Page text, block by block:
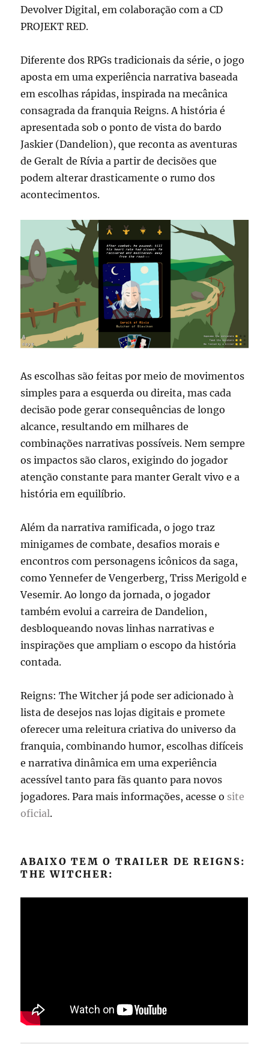
Devolver Digital, em colaboração com a CD
PROJEKT RED.
Diferente dos RPGs tradicionais da série, o jogo
aposta em uma experiência narrativa baseada
em escolhas rápidas, inspirada na mecânica
consagrada da franquia Reigns. A história é
apresentada sob o ponto de vista do bardo
Jaskier (Dandelion), que reconta as aventuras
de Geralt de Rívia a partir de decisões que
podem alterar drasticamente o rumo dos
acontecimentos.
As escolhas são feitas por meio de movimentos
simples para a esquerda ou direita, mas cada
decisão pode gerar consequências de longo
alcance, resultando em milhares de
combinações narrativas possíveis. Nem sempre
os impactos são claros, exigindo do jogador
atenção constante para manter Geralt vivo e a
história em equilíbrio.
Além da narrativa ramificada, o jogo traz
minigames de combate, desafios morais e
encontros com personagens icônicos da saga,
como Yennefer de Vengerberg, Triss Merigold e
Vesemir. Ao longo da jornada, o jogador
também evolui a carreira de Dandelion,
desbloqueando novas linhas narrativas e
inspirações que ampliam o escopo da história
contada.
Reigns: The Witcher já pode ser adicionado à
lista de desejos nas lojas digitais e promete
oferecer uma releitura criativa do universo da
franquia, combinando humor, escolhas difíceis
e narrativa dinâmica em uma experiência
acessível tanto para fãs quanto para novos
jogadores. Para mais informações, acesse o site
oficial.
ABAIXO TEM O TRAILER DE REIGNS:
THE WITCHER: